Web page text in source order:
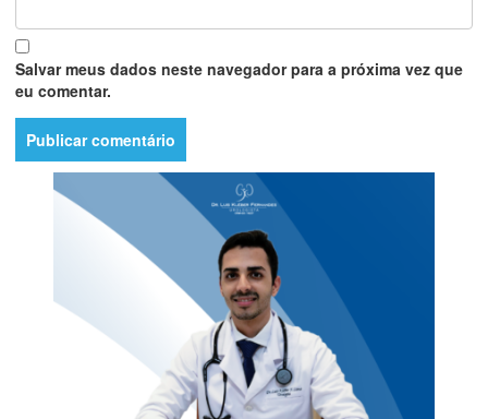
Salvar meus dados neste navegador para a próxima vez que
eu comentar.